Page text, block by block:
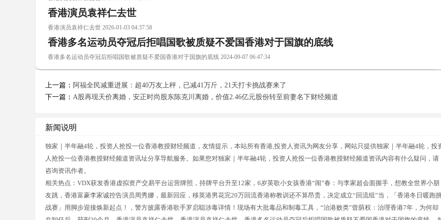
香港演员袁祥仁去世
香港演员袁祥仁去世 2026-01-03 04:37:58
香港多名运动员夺冠后拒唱国歌被质疑不爱国香港对于国旗的底线
香港多名运动员夺冠后拒唱国歌被质疑不爱国香港对于国旗的底线 2024-09-07 06:47:34
上一篇： 阿福全民减重进展：超40万友上秤，已减41万斤，21天打卡挑战赛来了
下一篇： A股再现天价离婚，安正时尚股东陈克川离婚，价值2.46亿元股份转至前妻名下财经频道
新闻说明
独家｜半年融4轮，投资人抢投一位香港教授财经频道，友情提示，本站所有香港,投资人资讯为网友分享，网站只提供独家｜半年融4轮，投
人抢投一位香港教授财经频道资讯址分享导航服务。如果您对独家｜半年融4轮，投资人抢投一位香港教授财经频道资讯内容有什么疑问，请
咨询资讯作者。
相关热点：VDX获发香港虚拟资产交易平台运营牌照，持牌平台升至12家，6岁英歌小女孩香港“闹”春：与李家超会面握手，想教全世界小朋
友跳，香港富豪李家诚控告演员周秀娜，最新回应，移英港男花完20万回流香港称教训还不算昂贵，决定成立“回流组”当，「香港冬日暖跑
战赛」用脚步迎接焕新起点！，警方披露香港歌手罗启聪涉毒详情！现场有大批毒品和制毒工具，“治港败类”曾荫权：治理香港7年，为何却